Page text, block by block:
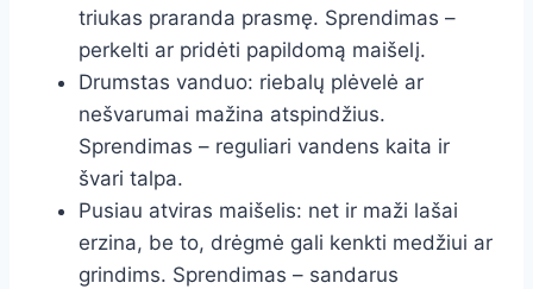
triukas praranda prasmę. Sprendimas –
perkelti ar pridėti papildomą maišelį.
Drumstas vanduo: riebalų plėvelė ar
nešvarumai mažina atspindžius.
Sprendimas – reguliari vandens kaita ir
švari talpa.
Pusiau atviras maišelis: net ir maži lašai
erzina, be to, drėgmė gali kenkti medžiui ar
grindims. Sprendimas – sandarus